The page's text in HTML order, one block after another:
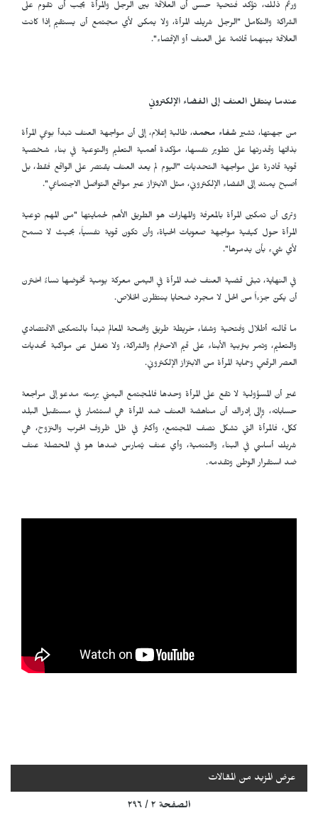
ورغم ذلك، تؤكد فتحية حسن أن العلاقة بين الرجل والمرأة يجب أن تقوم على
الشراكة والتكامل "الرجل شريك المرأة، ولا يمكن لأي مجتمع أن يستقيم إذا كانت
العلاقة بينهما قائمة على العنف أو الإقصاء".
عندما ينتقل العنف إلى الفضاء الإلكتروني
من جهتها، تشيرشفاء محمد، طالبة إعلام، إلى أن مواجهة العنف تبدأ بوعي المرأة
بذاتها وقدرتها على تطوير نفسها، مؤكدة أهمية التعليم والتوعية في بناء شخصية
قوية قادرة على مواجهة التحديات "اليوم لم يعد العنف يقتصر على الواقع فقط، بل
أصبح يمتد إلى الفضاء الإلكتروني، مثل الابتزاز عبر مواقع التواصل الاجتماعي".
وترى أن تمكين المرأة بالمعرفة والمهارات هو الطريق الأهم لحمايتها "من المهم توعية
المرأة حول كيفية مواجهة صعوبات الحياة، وأن تكون قوية نفسياً، بحيث لا تسمح
لأي شيء بأن يدمرها".
في النهاية، تبقى قضية العنف ضد المرأة في اليمن معركة يومية تخوضها نساءٌ اخترن
أن يكنّ جزءاً من الحل لا مجرد ضحايا ينتظرن الخلاص.
ما قالته أطلال وفتحية وشفاء خريطة طريق واضحة المعالم تبدأ بالتمكين الاقتصادي
والتعليم، وتمر بتربية الأبناء على قيم الاحترام والشراكة، ولا تغفل عن مواكبة تحديات
العصر الرقمي وحماية المرأة من الابتزاز الإلكتروني.
غير أن المسؤولية لا تقع على المرأة وحدها فالمجتمع اليمني برمته مدعو إلى مراجعة
حساباته، وإلى إدراك أن مناهضة العنف ضد المرأة هي استثمار في مستقبل البلد
ككل، فالمرأة التي تشكل نصف المجتمع، وأكثر في ظل ظروف الحرب والنزوح، هي
شريك أساسي في البناء والتنمية، وأي عنف يُمارس ضدها هو في المحصلة عنف
ضد استقرار الوطن وتقدمه.
عرض المزيد من المقالات
الصفحة ٢ / ٢٩٦